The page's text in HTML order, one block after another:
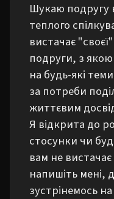
Шукаю подругу
теплого
вистачає
подруги, з
на будь-які
за потреби
життєвим
Я відкрита до
стосунки чи
вам не
напишіть мені,
зустрінемось